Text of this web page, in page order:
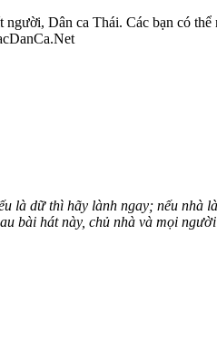
người, Dân ca Thái. Các bạn có
dữ thì hãy lành ngay; nếu nhà
bài hát này, chủ nhà và mọi